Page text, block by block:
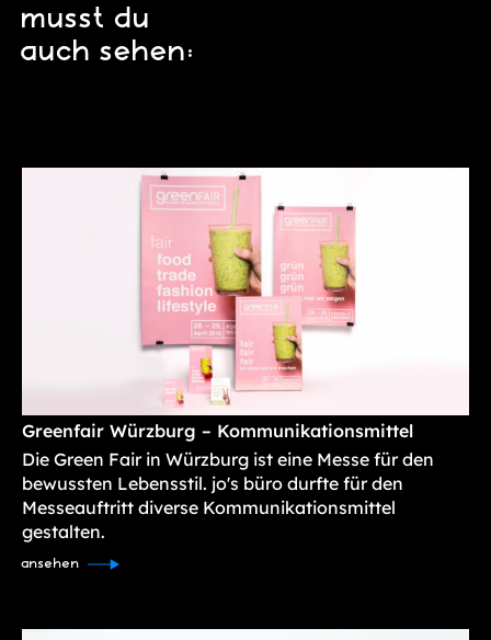
musst du
auch sehen:
Greenfair Würzburg – Kommunikationsmittel
Die Green Fair in Würzburg ist eine Messe für den
bewussten Lebensstil. jo's büro durfte für den
Messeauftritt diverse Kommunikationsmittel
gestalten.
ansehen